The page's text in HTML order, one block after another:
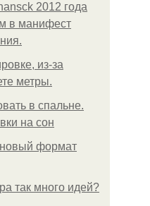
2012 года
в манифест
из-за
метры.
в спальне.
на сон
формат
так много идей?